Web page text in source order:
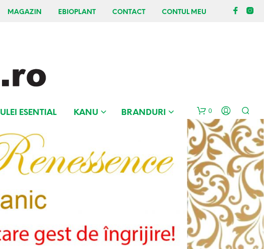
MAGAZIN EBIOPLANT CONTACT CONTUL MEU
ULEI ESENTIAL KANU BRANDURI 0